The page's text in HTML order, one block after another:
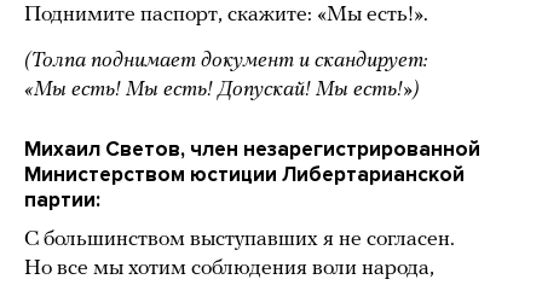
Поднимите паспорт, скажите: «Мы есть!».
(Толпа поднимает документ и скандирует:
«Мы есть! Мы есть! Допускай! Мы есть!»)
Михаил Светов, член незарегистрированной
Министерством юстиции Либертарианской
партии:
С большинством выступавших я не согласен.
Но все мы хотим соблюдения воли народа,